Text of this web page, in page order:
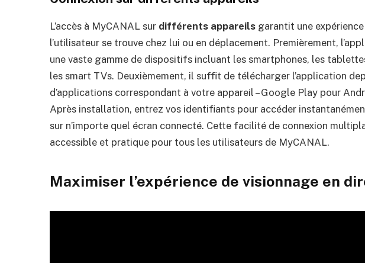
L’accès à MyCANAL sur différents appareils garantit une
l’utilisateur se trouve chez lui ou en déplacement. Premièrement,
une vaste gamme de dispositifs incluant les smartphones, les
les smart TVs. Deuxièmement, il suffit de télécharger l’application
d’applications correspondant à votre appareil – Google Play pour
Après installation, entrez vos identifiants pour accéder
sur n’importe quel écran connecté. Cette facilité de connexion
accessible et pratique pour tous les utilisateurs de MyCANAL.
Maximiser l’expérience de visionnage en